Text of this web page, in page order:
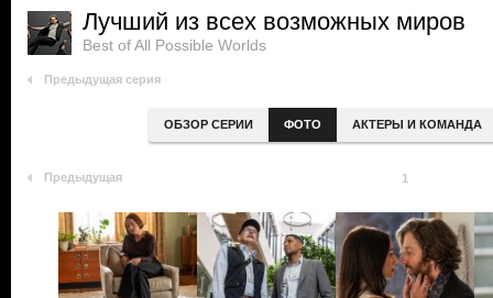
Лучший из всех возможных миров
Best of All Possible Worlds
Предыдущая серия
ОБЗОР СЕРИИ ФОТО АКТЕРЫ И КОМАНДА
Предыдущая 1